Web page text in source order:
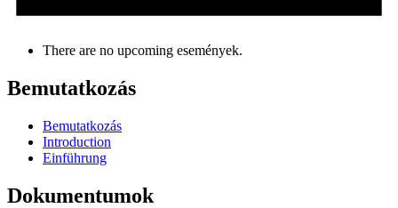
There are no upcoming események.
Bemutatkozás
Bemutatkozás
Introduction
Einführung
Dokumentumok